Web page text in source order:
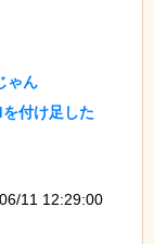
ゃん
付け足した
11 12:29:00